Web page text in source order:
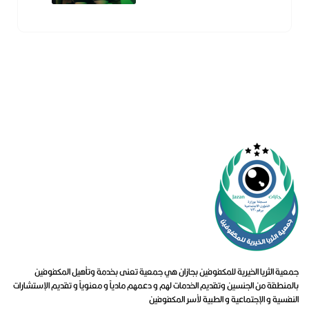
جمعية الثريا الخيرية للمكفوفين بجازان هي جمعية تعنى بخدمة وتأهيل المكفوفين
بالمنطقة من الجنسين وتقديم الخدمات لهم و دعمهم مادياً و معنوياً و تقديم الإستشارات
النفسية و الإجتماعية و الطبية لأسر المكفوفين